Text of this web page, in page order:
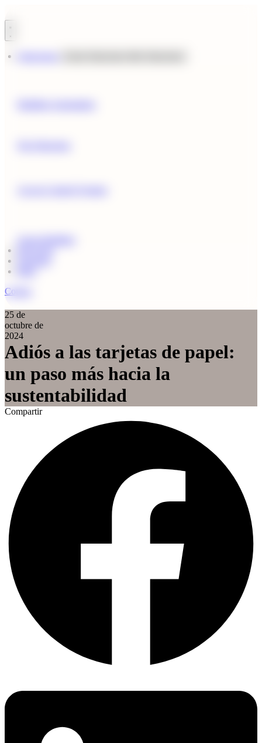
al
Cotizar
25 de
octubre de
2024
Adiós a las tarjetas de papel:
un paso más hacia la
sustentabilidad
Compartir